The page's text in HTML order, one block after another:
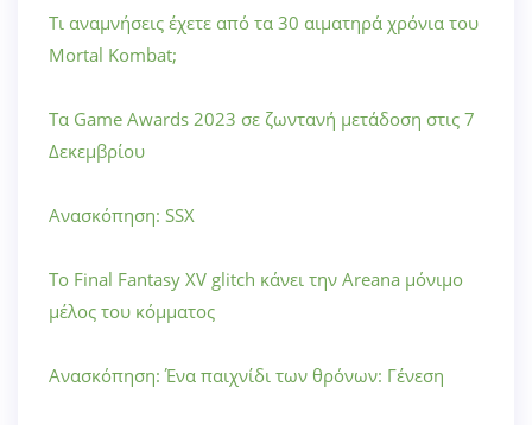
Τι αναμνήσεις έχετε από τα 30 αιματηρά χρόνια του
Mortal Kombat;
Τα Game Awards 2023 σε ζωντανή μετάδοση στις 7
Δεκεμβρίου
Ανασκόπηση: SSX
Το Final Fantasy XV glitch κάνει την Areana μόνιμο
μέλος του κόμματος
Ανασκόπηση: Ένα παιχνίδι των θρόνων: Γένεση